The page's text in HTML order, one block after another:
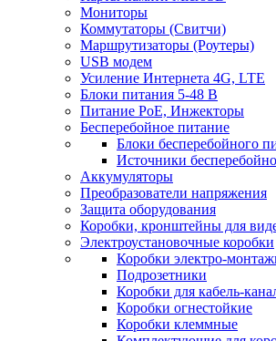
Мониторы
Коммутаторы (Свитчи)
Маршрутизаторы (Роутеры)
USB модем
Усиление Интернета 4G, LTE
Блоки питания 5-48 В
Питание PoE, Инжекторы
Бесперебойное питание
Блоки бесперебойного
Источники
Аккумуляторы
Преобразователи напряжения
Защита оборудования
Коробки, кронштейны для
Электроустановочные коробки
Коробки электро-
Подрозетники
Коробки для кабель-
Коробки огнестойкие
Коробки клеммные